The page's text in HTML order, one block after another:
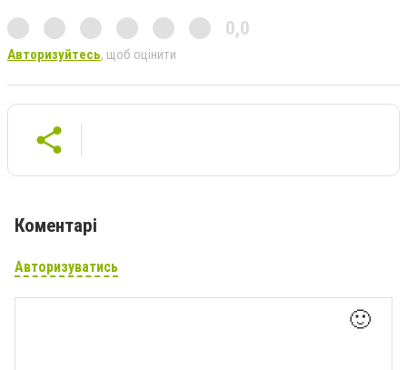
0,0
Авторизуйтесь, щоб оцінити
Коментарі
Авторизуватись
🙂